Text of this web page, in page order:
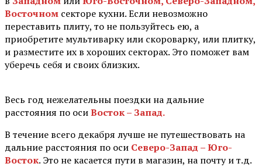
Восточном секторе кухни. Если невозможно
переставить плиту, то не пользуйтесь ею, а
приобретите мультиварку или скороварку, или плитку,
и разместите их в хороших секторах. Это поможет вам
уберечь себя и своих близких.
Весь год нежелательны поездки на дальние
расстояния по осиВосток – Запад.
В течение всего декабря лучше не путешествовать на
дальние расстояния по оси Северо-Запад – Юго-
Восток. Это не касается пути в магазин, на почту и т.д.